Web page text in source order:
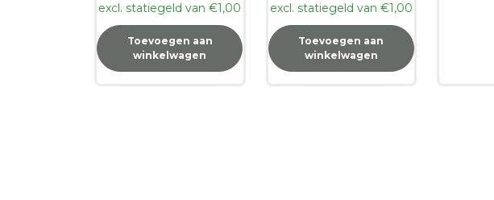
excl. statiegeld van€1,00
Toevoegen aan
winkelwagen
excl. statiegeld van €1,00
Toevoegen aan
winkelwagen